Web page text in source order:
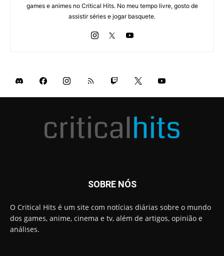
games e animes no Critical Hits. No meu tempo livre, gosto de
assistir séries e jogar basquete.
SOBRE NÓS
O Critical Hits é um site com notícias diárias sobre o mundo
dos games, anime, cinema e tv, além de artigos, opinião e
análises.